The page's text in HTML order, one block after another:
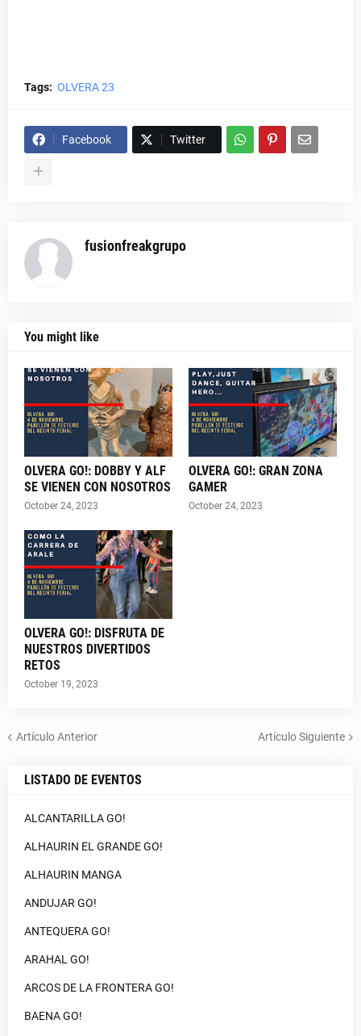
Tags: OLVERA 23
Facebook Twitter
fusionfreakgrupo
You might like
OLVERA GO!: DOBBY Y ALF
SE VIENEN CON NOSOTROS
October 24, 2023
OLVERA GO!: GRAN ZONA
GAMER
October 24, 2023
OLVERA GO!: DISFRUTA DE
NUESTROS DIVERTIDOS
RETOS
October 19, 2023
Artículo Anterior Artículo Siguiente
LISTADO DE EVENTOS
ALCANTARILLA GO!
ALHAURIN EL GRANDE GO!
ALHAURIN MANGA
ANDUJAR GO!
ANTEQUERA GO!
ARAHAL GO!
ARCOS DE LA FRONTERA GO!
BAENA GO!